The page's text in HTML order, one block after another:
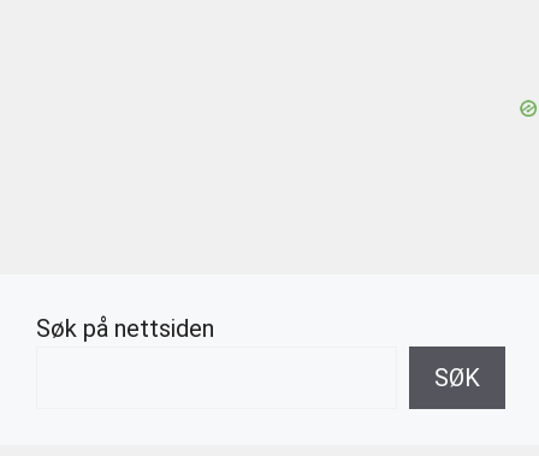
Søk på nettsiden
SØK